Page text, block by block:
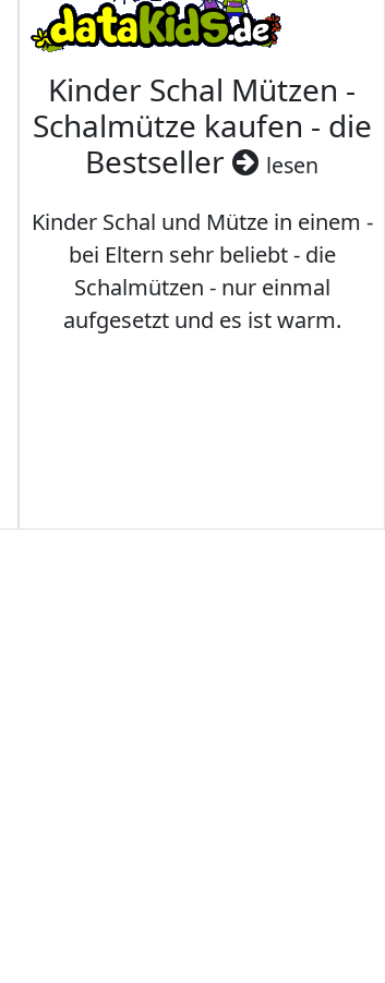
Kinder Schal Mützen -
Schalmütze kaufen - die
Bestseller
lesen
Kinder Schal und Mütze in einem -
bei Eltern sehr beliebt - die
Schalmützen - nur einmal
aufgesetzt und es ist warm.